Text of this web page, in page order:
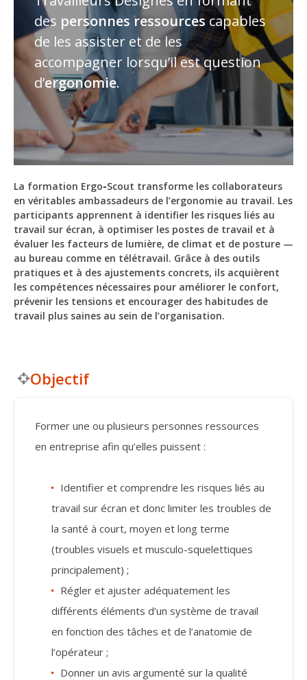
des personnes ressources capables
de les assister et de les
accompagner lorsqu’il est question
d’ergonomie.
La formation Ergo‑Scout transforme les collaborateurs
en véritables ambassadeurs de l’ergonomie au travail. Les
participants apprennent à identifier les risques liés au
travail sur écran, à optimiser les postes de travail et à
évaluer les facteurs de lumière, de climat et de posture —
au bureau comme en télétravail. Grâce à des outils
pratiques et à des ajustements concrets, ils acquièrent
les compétences nécessaires pour améliorer le confort,
prévenir les tensions et encourager des habitudes de
travail plus saines au sein de l’organisation.
Objectif
Former une ou plusieurs personnes ressources
en entreprise afin qu’elles puissent :
Identifier et comprendre les risques liés au
travail sur écran et donc limiter les troubles de
la santé à court, moyen et long terme
(troubles visuels et musculo-squelettiques
principalement) ;
Régler et ajuster adéquatement les
différents éléments d’un système de travail
en fonction des tâches et de l’anatomie de
l’opérateur ;
Donner un avis argumenté sur la qualité